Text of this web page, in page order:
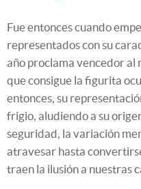
Fue entonces cuando
representados con su
año proclama vencedor al
que consigue la figurita
entonces, su
frigio, aludiendo a su
seguridad, la variación
atravesar hasta
traen la ilusión a nuestras